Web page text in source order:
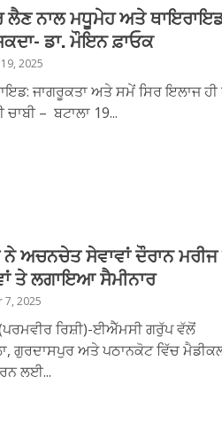
ਲੈਣ ਨਾਲ ਮਧੂਮੇਹ ਅਤੇ
ਡਾ. ਮੌਇਨ ਫ਼ਾਓਕ
19, 2025
ਜਾਗਰੂਕਤਾ ਅਤੇ ਸਮੇਂ ਸਿਰ ਇਲਾਜ ਹੀ
– ਬਟਾਲਾ 19...
ਅਚਨਚੇਤ ਸੇਵਾਵਾਂ ਦੌਰਾਨ
ਤੇ ਲਗਾਇਆ ਸੈਮੀਨਾਰ
7, 2025
ਰਿਸ਼ੀ)-ਈਐੱਮਸੀ ਗਰੁੱਪ ਵੱਲੋਂ
ਗੁਰਦਾਸਪੁਰ ਅਤੇ ਪਠਾਨਕੋਟ ਵਿੱਚ
ਲਈ...